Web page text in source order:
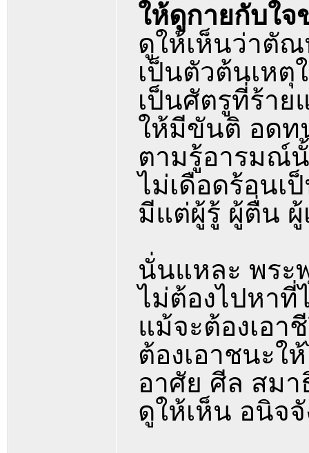
ให้ดูกายกับใจ
ดูให้เห็นว่าตั
เป็นตัวต้นเหตุ
เป็นศัตรูที่ร้าย
ให้มีขันติ อด
ตามรู้อารมณ์
ไม่เดือดร้อนเ
มีแต่ผู้รู้ ผู้ตื่น ผู้
นั่นแหละ พระ
ไม่ต้องไปหาที่
แม้จะต้องเอา
ต้องเอาชนะใ
อาศัย ศีล สม
ดูให้เห็น อนิจ